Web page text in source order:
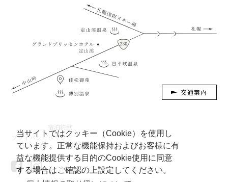
当サイトではクッキー（Cookie）を使用し
ています。正常な機能保持およびお客様に有
益な機能提供する目的のCookie使用に同意
する場合はご確認の上設定してください。
交通案内
宿泊約款
プライバシーポリシー